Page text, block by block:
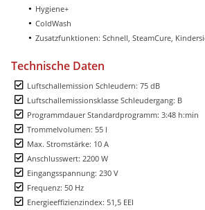
Hygiene+
ColdWash
Zusatzfunktionen: Schnell, SteamCure,
Technische Daten
Luftschallemission Schleudern: 75 dB
Luftschallemissionsklasse Schleudergang: B
Programmdauer Standardprogramm: 3:48 h:min
Trommelvolumen: 55 l
Max. Stromstärke: 10 A
Anschlusswert: 2200 W
Eingangsspannung: 230 V
Frequenz: 50 Hz
Energieeffizienzindex: 51,5 EEI